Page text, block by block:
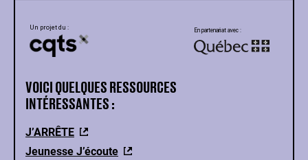
VOICI QUELQUES RESSOURCES
INTÉRESSANTES :
J’ARRÊTE
Jeunesse J’écoute